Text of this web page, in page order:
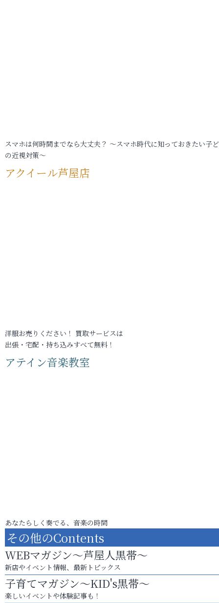
スマホは何時間までなら大丈夫？ ～スマホ時代に知っておきたい子
の近視対策～
アクイール芦屋店
洋服お売りください！ 買取サービスは
出張・宅配・持ち込みすべて無料！
アテイン音楽教室
あなたらしく奏でる、音楽の時間
その他のContents
WEBマガジン～芦屋人黒帯～
新店やイベント情報、最新トピックス
子育てマガジン～KID's黒帯～
楽しいイベントや体験記事も！